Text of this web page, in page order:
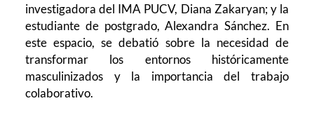
investigadora del IMA PUCV, Diana Zakaryan; y la
estudiante de postgrado, Alexandra Sánchez. En
este espacio, se debatió sobre la necesidad de
transformar los entornos históricamente
masculinizados y la importancia del trabajo
colaborativo.